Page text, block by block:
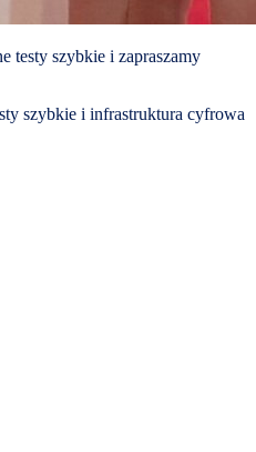
testy szybkie i zapraszamy
szybkie i infrastruktura cyfrowa